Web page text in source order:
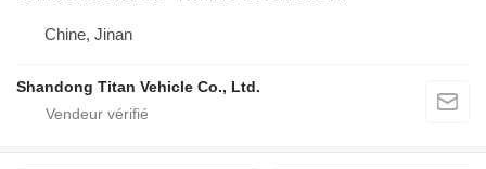
Chine, Jinan
Shandong Titan Vehicle Co., Ltd.